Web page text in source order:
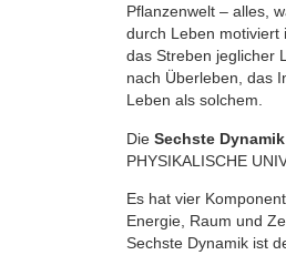
Pflanzenwelt – alles,
durch Leben motiviert
das Streben jeglicher
nach Überleben, das
Leben als solchem.
Die Sechste Dynamik
PHYSIKALISCHE
Es hat vier
Energie, Raum und
Sechste Dynamik ist